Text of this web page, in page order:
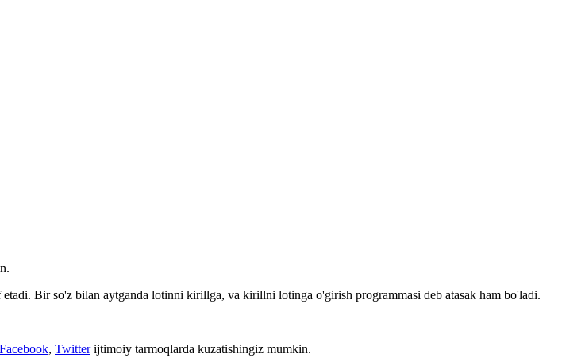
Bir so'z bilan aytganda lotinni kirillga, va kirillni lotinga o'girish programmasi deb atasak ham bo'ladi.
Facebook, Twitter ijtimoiy tarmoqlarda kuzatishingiz mumkin.